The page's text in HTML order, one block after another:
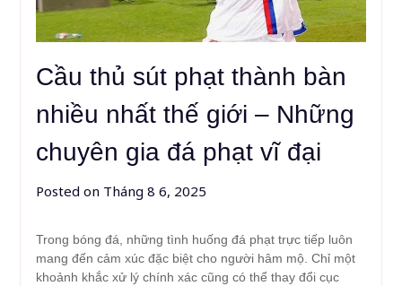
Cầu thủ sút phạt thành bàn
nhiều nhất thế giới – Những
chuyên gia đá phạt vĩ đại
Posted on Tháng 8 6, 2025
Trong bóng đá, những tình huống đá phạt trực tiếp luôn
mang đến cảm xúc đặc biệt cho người hâm mộ. Chỉ một
khoảnh khắc xử lý chính xác cũng có thể thay đổi cục